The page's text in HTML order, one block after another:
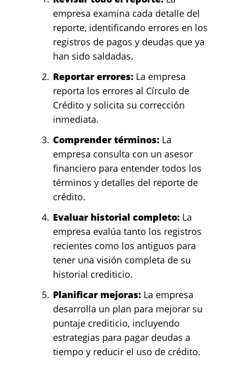
empresa examina cada detalle del
reporte, identificando errores en los
registros de pagos y deudas que ya
han sido saldadas.
Reportar errores: La empresa
reporta los errores al Círculo de
Crédito y solicita su corrección
inmediata.
Comprender términos: La
empresa consulta con un asesor
financiero para entender todos los
términos y detalles del reporte de
crédito.
Evaluar historial completo: La
empresa evalúa tanto los registros
recientes como los antiguos para
tener una visión completa de su
historial crediticio.
Planificar mejoras: La empresa
desarrolla un plan para mejorar su
puntaje crediticio, incluyendo
estrategias para pagar deudas a
tiempo y reducir el uso de crédito.